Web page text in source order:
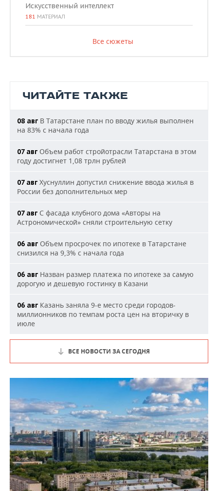
Искусственный интеллект
181 МАТЕРИАЛ
Все сюжеты
ЧИТАЙТЕ ТАКЖЕ
08 авг В Татарстане план по вводу жилья выполнен
на 83% с начала года
07 авг Объем работ стройотрасли Татарстана в этом
году достигнет 1,08 трлн рублей
07 авг Хуснуллин допустил снижение ввода жилья в
России без дополнительных мер
07 авг С фасада клубного дома «Авторы на
Астрономической» сняли строительную сетку
06 авг Объем просрочек по ипотеке в Татарстане
снизился на 9,3% с начала года
06 авг Назван размер платежа по ипотеке за самую
дорогую и дешевую гостинку в Казани
06 авг Казань заняла 9-е место среди городов-
миллионников по темпам роста цен на вторичку в
июле
ВСЕ НОВОСТИ ЗА СЕГОДНЯ